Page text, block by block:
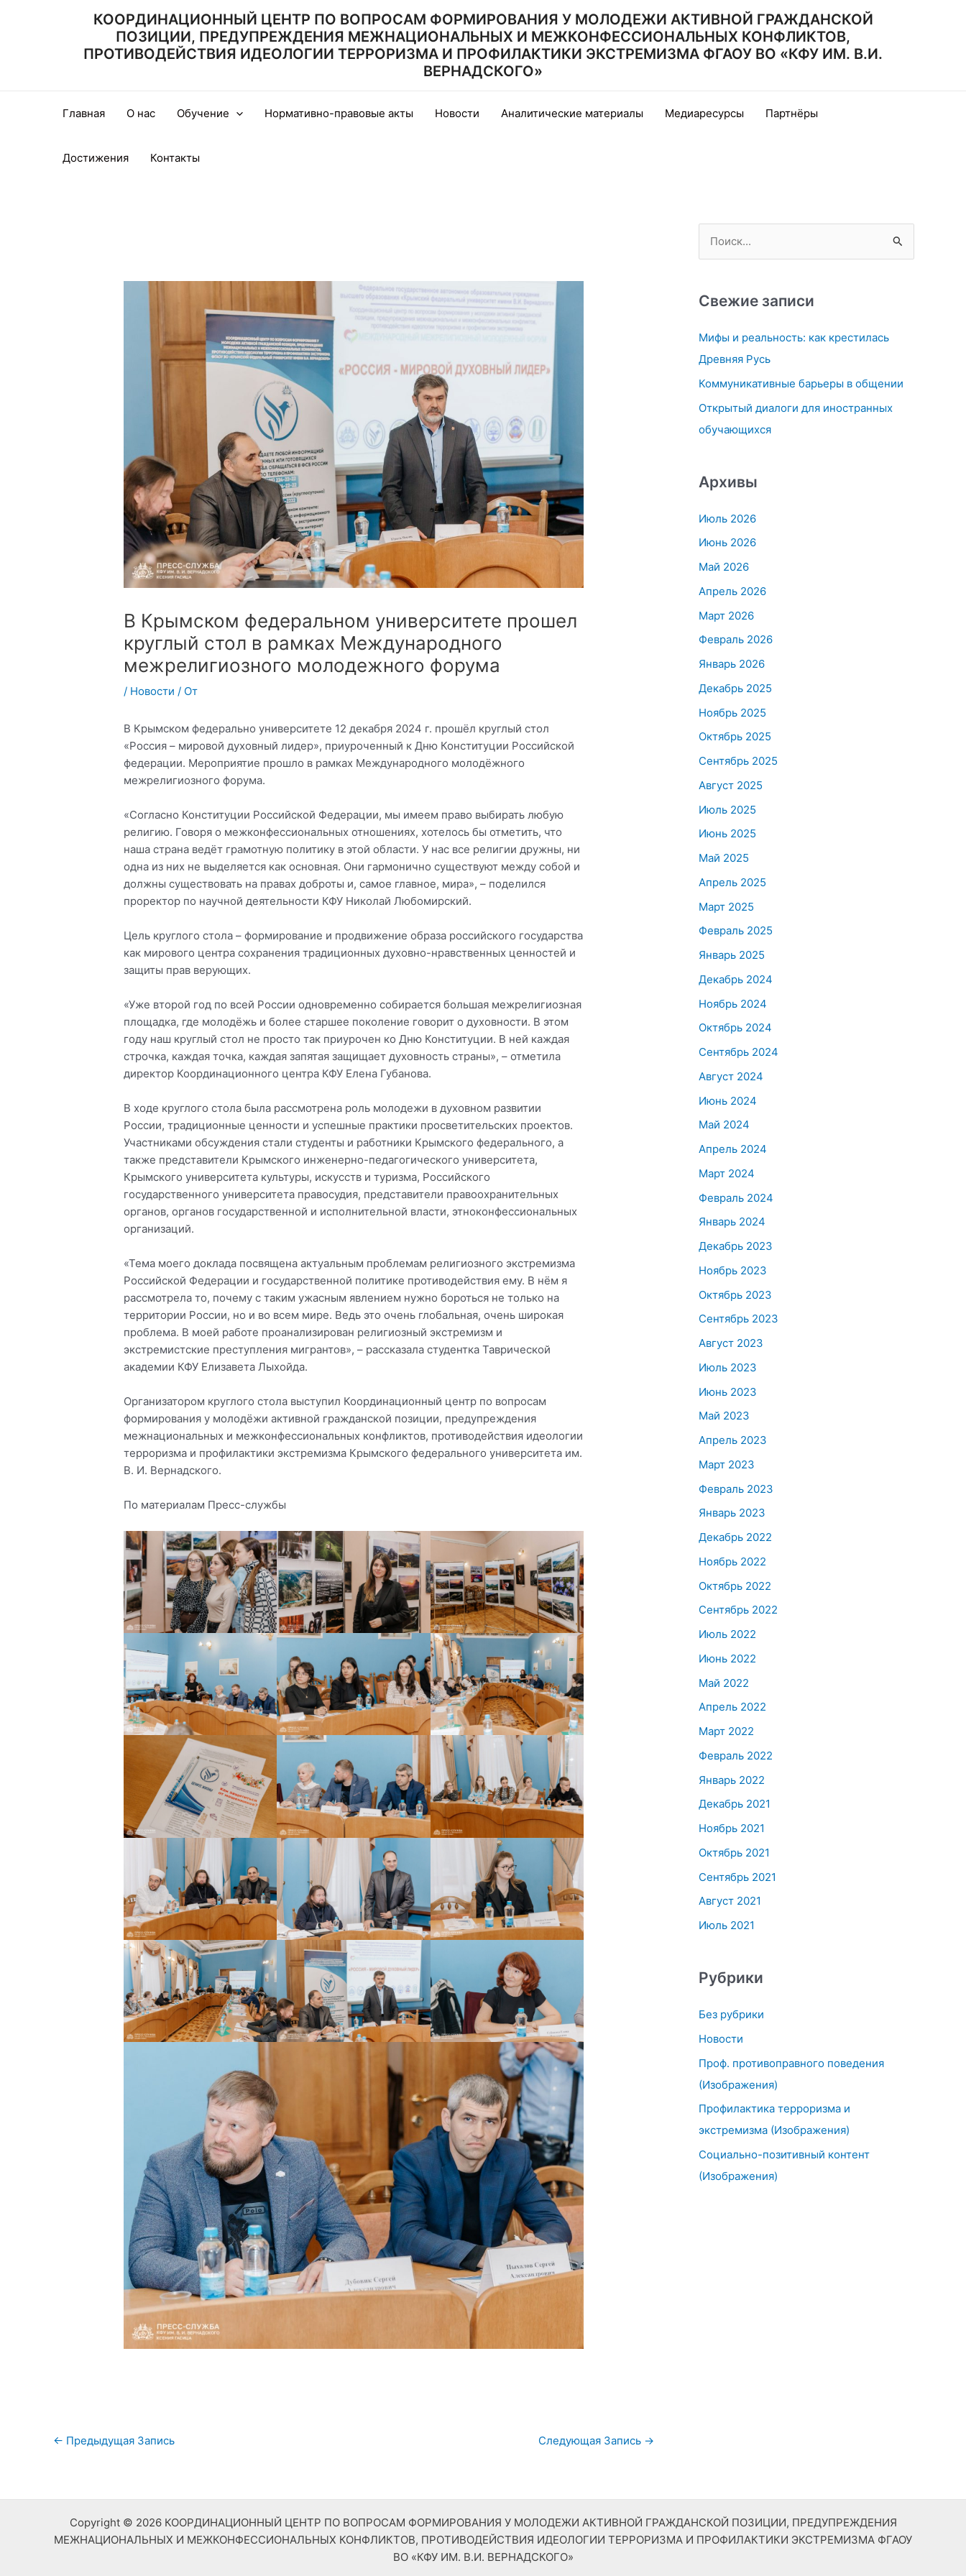
КООРДИНАЦИОННЫЙ ЦЕНТР ПО ВОПРОСАМ ФОРМИРОВАНИЯ У МОЛОДЕЖИ АКТИВНОЙ ГРАЖДАНСКОЙ
ПОЗИЦИИ, ПРЕДУПРЕЖДЕНИЯ МЕЖНАЦИОНАЛЬНЫХ И МЕЖКОНФЕССИОНАЛЬНЫХ КОНФЛИКТОВ,
ПРОТИВОДЕЙСТВИЯ ИДЕОЛОГИИ ТЕРРОРИЗМА И ПРОФИЛАКТИКИ ЭКСТРЕМИЗМА ФГАОУ ВО «КФУ ИМ. В.И.
ВЕРНАДСКОГО»
Главная О нас Обучение Нормативно-правовые акты Новости Аналитические материалы Медиаресурсы Партнёры
Достижения Контакты
В Крымском федеральном университете прошел
круглый стол в рамках Международного
межрелигиозного молодежного форума
/ Новости / От
В Крымском федерально университете 12 декабря 2024 г. прошёл круглый стол
«Россия – мировой духовный лидер», приуроченный к Дню Конституции Российской
федерации. Мероприятие прошло в рамках Международного молодёжного
межрелигиозного форума.
«Согласно Конституции Российской Федерации, мы имеем право выбирать любую
религию. Говоря о межконфессиональных отношениях, хотелось бы отметить, что
наша страна ведёт грамотную политику в этой области. У нас все религии дружны, ни
одна из них не выделяется как основная. Они гармонично существуют между собой и
должны существовать на правах доброты и, самое главное, мира», – поделился
проректор по научной деятельности КФУ Николай Любомирский.
Цель круглого стола – формирование и продвижение образа российского государства
как мирового центра сохранения традиционных духовно-нравственных ценностей и
защиты прав верующих.
«Уже второй год по всей России одновременно собирается большая межрелигиозная
площадка, где молодёжь и более старшее поколение говорит о духовности. В этом
году наш круглый стол не просто так приурочен ко Дню Конституции. В ней каждая
строчка, каждая точка, каждая запятая защищает духовность страны», – отметила
директор Координационного центра КФУ Елена Губанова.
В ходе круглого стола была рассмотрена роль молодежи в духовном развитии
России, традиционные ценности и успешные практики просветительских проектов.
Участниками обсуждения стали студенты и работники Крымского федерального, а
также представители Крымского инженерно-педагогического университета,
Крымского университета культуры, искусств и туризма, Российского
государственного университета правосудия, представители правоохранительных
органов, органов государственной и исполнительной власти, этноконфессиональных
организаций.
«Тема моего доклада посвящена актуальным проблемам религиозного экстремизма
Российской Федерации и государственной политике противодействия ему. В нём я
рассмотрела то, почему с таким ужасным явлением нужно бороться не только на
территории России, но и во всем мире. Ведь это очень глобальная, очень широкая
проблема. В моей работе проанализирован религиозный экстремизм и
экстремистские преступления мигрантов», – рассказала студентка Таврической
академии КФУ Елизавета Лыхойда.
Организатором круглого стола выступил Координационный центр по вопросам
формирования у молодёжи активной гражданской позиции, предупреждения
межнациональных и межконфессиональных конфликтов, противодействия идеологии
терроризма и профилактики экстремизма Крымского федерального университета им.
В. И. Вернадского.
По материалам Пресс-службы
Навигация
← Предыдущая Запись Следующая Запись →
с
:
Свежие записи
Мифы и реальность: как крестилась
Древняя Русь
Коммуникативные барьеры в общении
Открытый диалоги для иностранных
обучающихся
Архивы
Июль 2026
Июнь 2026
Май 2026
Апрель 2026
Март 2026
Февраль 2026
Январь 2026
Декабрь 2025
Ноябрь 2025
Октябрь 2025
Сентябрь 2025
Август 2025
Июль 2025
Июнь 2025
Май 2025
Апрель 2025
Март 2025
Февраль 2025
Январь 2025
Декабрь 2024
Ноябрь 2024
Октябрь 2024
Сентябрь 2024
Август 2024
Июнь 2024
Май 2024
Апрель 2024
Март 2024
Февраль 2024
Январь 2024
Декабрь 2023
Ноябрь 2023
Октябрь 2023
Сентябрь 2023
Август 2023
Июль 2023
Июнь 2023
Май 2023
Апрель 2023
Март 2023
Февраль 2023
Январь 2023
Декабрь 2022
Ноябрь 2022
Октябрь 2022
Сентябрь 2022
Июль 2022
Июнь 2022
Май 2022
Апрель 2022
Март 2022
Февраль 2022
Январь 2022
Декабрь 2021
Ноябрь 2021
Октябрь 2021
Сентябрь 2021
Август 2021
Июль 2021
Рубрики
Без рубрики
Новости
Проф. противоправного поведения
(Изображения)
Профилактика терроризма и
экстремизма (Изображения)
Социально-позитивный контент
(Изображения)
Copyright © 2026 КООРДИНАЦИОННЫЙ ЦЕНТР ПО ВОПРОСАМ ФОРМИРОВАНИЯ У МОЛОДЕЖИ АКТИВНОЙ ГРАЖДАНСКОЙ ПОЗИЦИИ, ПРЕДУПРЕЖДЕНИЯ
МЕЖНАЦИОНАЛЬНЫХ И МЕЖКОНФЕССИОНАЛЬНЫХ КОНФЛИКТОВ, ПРОТИВОДЕЙСТВИЯ ИДЕОЛОГИИ ТЕРРОРИЗМА И ПРОФИЛАКТИКИ ЭКСТРЕМИЗМА ФГАОУ
ВО «КФУ ИМ. В.И. ВЕРНАДСКОГО»